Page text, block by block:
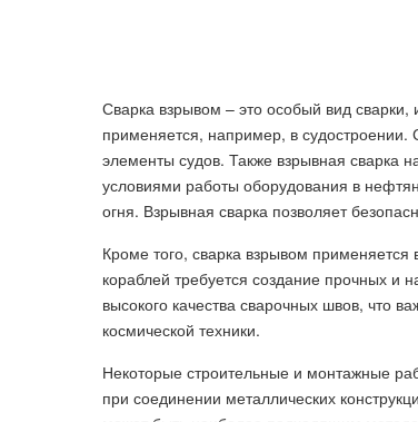
Сварка взрывом – это особый вид
применяется, например, в
элементы судов. Также взрывная сварка
условиями работы оборудования в
огня. Взрывная сварка позволяет
Кроме того, сварка взрывом применяется
кораблей требуется создание прочных и
высокого качества сварочных швов, что
космической техники.
Некоторые строительные и монтажные
при соединении металлических